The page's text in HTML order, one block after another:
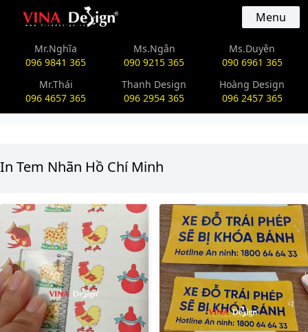
vinadesign.vn Menu
Mr.Nghĩa
096 9841 365
Ms.Ngân
090 9215 365
Ms.Duyên
090 6961 365
Mr.Thái
096 4657 365
Thanh Design
096 2954 365
Hoàng Design
096 2457 365
In Tem Nhãn Hồ Chí Minh